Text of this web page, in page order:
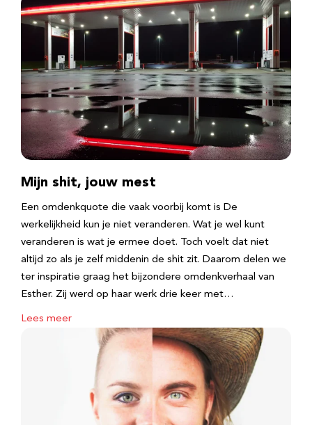
Mijn shit, jouw mest
Een omdenkquote die vaak voorbij komt is De
werkelijkheid kun je niet veranderen. Wat je wel kunt
veranderen is wat je ermee doet. Toch voelt dat niet
altijd zo als je zelf middenin de shit zit. Daarom delen we
ter inspiratie graag het bijzondere omdenkverhaal van
Esther. Zij werd op haar werk drie keer met…
Lees meer